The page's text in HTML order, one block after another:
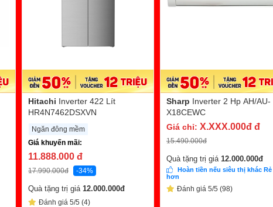
Hitachi Inverter 422 Lít
HR4N7462DSXVN
Ngăn đông mềm
Giá khuyến mãi:
11.888.000 đ
17.990.000đ -34%
Quà tặng trị giá 12.000.000đ
Đánh giá 5/5 (4)
Sharp Inverter 2 Hp AH/AU-
X18CEWC
Giá chỉ: X.XXX.000đ đ
15.490.000đ
Quà tặng trị giá 12.000.000đ
Hoàn tiền nếu siêu thị khác Rẻ
hơn
Đánh giá 5/5 (98)